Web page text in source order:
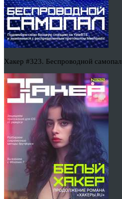
Хакер #323. Беспроводной самопал